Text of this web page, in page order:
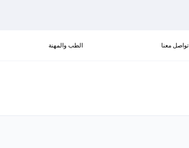
الطب والمهنة تواصل معنا